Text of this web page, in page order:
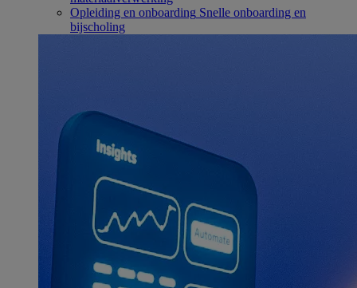
Opleiding en onboarding Snelle onboarding en
bijscholing